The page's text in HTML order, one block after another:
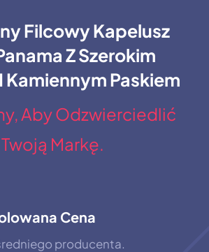
Filcowy Kapelusz
Z Szerokim
Kamiennym Paskiem
Aby Odzwierciedlić
Twoją Markę.
Cena
producenta.